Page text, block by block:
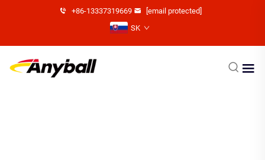
+86-13337319669
[email protected]
SK